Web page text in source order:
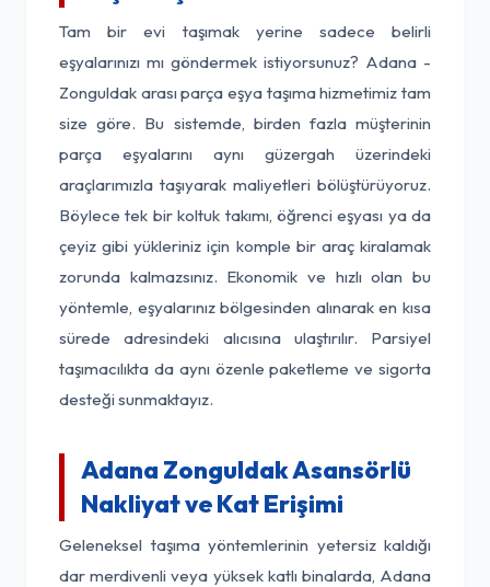
Tam bir evi taşımak yerine sadece belirli
eşyalarınızı mı göndermek istiyorsunuz? Adana -
Zonguldak arası parça eşya taşıma hizmetimiz tam
size göre. Bu sistemde, birden fazla müşterinin
parça eşyalarını aynı güzergah üzerindeki
araçlarımızla taşıyarak maliyetleri bölüştürüyoruz.
Böylece tek bir koltuk takımı, öğrenci eşyası ya da
çeyiz gibi yükleriniz için komple bir araç kiralamak
zorunda kalmazsınız. Ekonomik ve hızlı olan bu
yöntemle, eşyalarınız bölgesinden alınarak en kısa
sürede adresindeki alıcısına ulaştırılır. Parsiyel
taşımacılıkta da aynı özenle paketleme ve sigorta
desteği sunmaktayız.
Adana Zonguldak Asansörlü
Nakliyat ve Kat Erişimi
Geleneksel taşıma yöntemlerinin yetersiz kaldığı
dar merdivenli veya yüksek katlı binalarda, Adana